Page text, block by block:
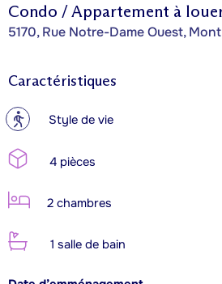
Condo / Appartement à
5170, Rue Notre-Dame Ouest,
Caractéristiques
? Style de vie
4 pièces
2 chambres
1 salle de bain